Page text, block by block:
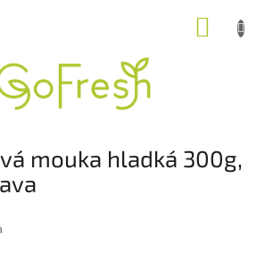
mouka hladká 300g,